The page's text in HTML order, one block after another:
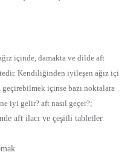
içinde, damakta ve dilde aft
Kendiliğinden iyileşen ağız içi
geçirebilmek içinse bazı noktalara
iyi gelir? aft nasıl geçer?;
aft ilacı ve çeşitli tabletler